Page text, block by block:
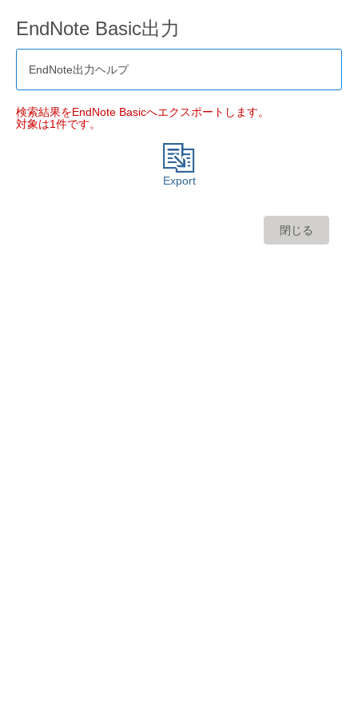
EndNote Basic出力
EndNote出力ヘルプ
検索結果をEndNote Basicへエクスポートします。
対象は1件です。
Export